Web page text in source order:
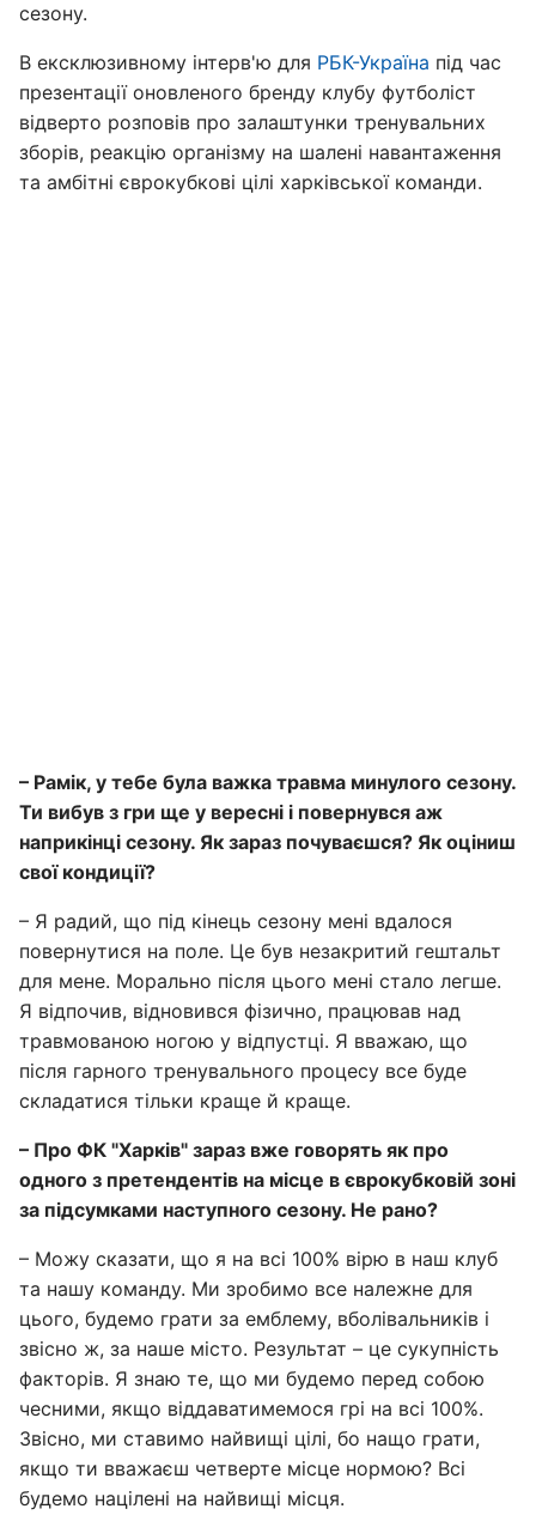
сезону.
В ексклюзивному інтерв'ю для РБК-Україна під час
презентації оновленого бренду клубу футболіст
відверто розповів про залаштунки тренувальних
зборів, реакцію організму на шалені навантаження
та амбітні єврокубкові цілі харківської команди.
– Рамік, у тебе була важка травма минулого сезону.
Ти вибув з гри ще у вересні і повернувся аж
наприкінці сезону. Як зараз почуваєшся? Як оціниш
свої кондиції?
– Я радий, що під кінець сезону мені вдалося
повернутися на поле. Це був незакритий гештальт
для мене. Морально після цього мені стало легше.
Я відпочив, відновився фізично, працював над
травмованою ногою у відпустці. Я вважаю, що
після гарного тренувального процесу все буде
складатися тільки краще й краще.
– Про ФК "Харків" зараз вже говорять як про
одного з претендентів на місце в єврокубковій зоні
за підсумками наступного сезону. Не рано?
– Можу сказати, що я на всі 100% вірю в наш клуб
та нашу команду. Ми зробимо все належне для
цього, будемо грати за емблему, вболівальників і
звісно ж, за наше місто. Результат – це сукупність
факторів. Я знаю те, що ми будемо перед собою
чесними, якщо віддаватимемося грі на всі 100%.
Звісно, ми ставимо найвищі цілі, бо нащо грати,
якщо ти вважаєш четверте місце нормою? Всі
будемо націлені на найвищі місця.